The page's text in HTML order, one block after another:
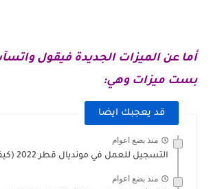
أما عن الميزات الجديدة فيقول
بست ميزات وهي:
قد يعجبك ايضا
منذ بضع اعوام
التسجيل للعمل في مونديال قطر 2022 (كيفية التسجيل في...
منذ بضع اعوام